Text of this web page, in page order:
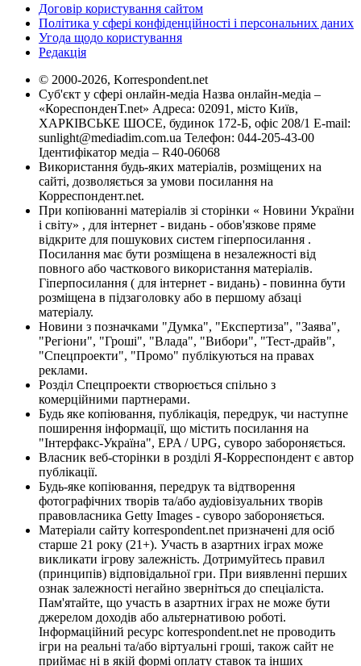
Договір користування сайтом
Політика у сфері конфіденційності і персональних даних
Угода щодо користування
Редакція
© 2000-2026, Korrespondent.net
Суб'єкт у сфері онлайн-медіа Назва онлайн-медіа –
«КореспонденТ.net» Адреса: 02091, місто Київ,
ХАРКІВСЬКЕ ШОСЕ, будинок 172-Б, офіс 208/1 E-mail:
sunlight@mediadim.com.ua Телефон: 044-205-43-00
Ідентифікатор медіа – R40-06068
Використання будь-яких матеріалів, розміщених на
сайті, дозволяється за умови посилання на
Корреспондент.net.
При копіюванні матеріалів зі сторінки « Новини України
і світу» , для інтернет - видань - обов'язкове пряме
відкрите для пошукових систем гіперпосилання .
Посилання має бути розміщена в незалежності від
повного або часткового використання матеріалів.
Гіперпосилання ( для інтернет - видань) - повинна бути
розміщена в підзаголовку або в першому абзаці
матеріалу.
Новини з позначками "Думка", "Експертиза", "Заява",
"Регіони", "Гроші", "Влада", "Вибори", "Тест-драйв",
"Спецпроекти", "Промо" публікуються на правах
реклами.
Розділ Спецпроекти створюється спільно з
комерційними партнерами.
Будь яке копіювання, публікація, передрук, чи наступне
поширення інформації, що містить посилання на
"Інтерфакс-Україна", EPA / UPG, суворо забороняється.
Власник веб-сторінки в розділі Я-Корреспондент є автор
публікації.
Будь-яке копіювання, передрук та відтворення
фотографічних творів та/або аудіовізуальних творів
правовласника Getty Images - суворо забороняється.
Матеріали сайту korrespondent.net призначені для осіб
старше 21 року (21+). Участь в азартних іграх може
викликати ігрову залежність. Дотримуйтесь правил
(принципів) відповідальної гри. При виявленні перших
ознак залежності негайно зверніться до спеціаліста.
Пам'ятайте, що участь в азартних іграх не може бути
джерелом доходів або альтернативою роботі.
Інформаційний ресурс korrespondent.net не проводить
ігри на реальні та/або віртуальні гроші, також сайт не
приймає ні в якій формі оплату ставок та інших